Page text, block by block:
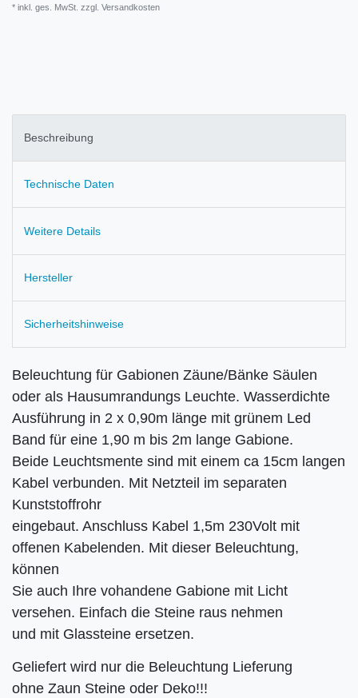
* inkl. ges. MwSt. zzgl. Versandkosten
Beschreibung
Technische Daten
Weitere Details
Hersteller
Sicherheitshinweise
Beleuchtung für Gabionen Zäune/Bänke Säulen
oder als Hausumrandungs Leuchte. Wasserdichte
Ausführung in 2 x 0,90m länge mit grünem Led
Band für eine 1,90 m bis 2m lange Gabione.
Beide Leuchtsmente sind mit einem ca 15cm langen
Kabel verbunden. Mit Netzteil im separaten
Kunststoffrohr
eingebaut. Anschluss Kabel 1,5m 230Volt mit
offenen Kabelenden. Mit dieser Beleuchtung,
können
Sie auch Ihre vohandene Gabione mit Licht
versehen. Einfach die Steine raus nehmen
und mit Glassteine ersetzen.
Geliefert wird nur die Beleuchtung Lieferung
ohne Zaun Steine oder Deko!!!